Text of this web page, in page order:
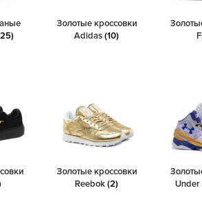
Золотые кроссовки
Adidas(10)
Золотые кроссовки
Reebok(2)